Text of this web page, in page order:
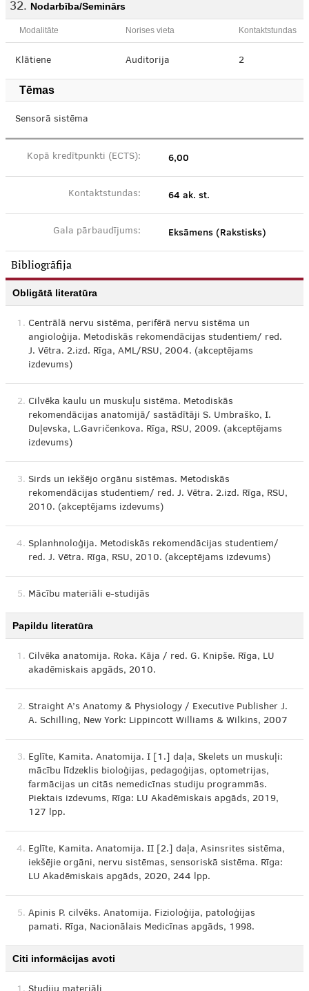
Nodarbība/Seminārs
Modalitāte Norises vieta Kontaktstundas
Klātiene Auditorija 2
Tēmas
Sensorā sistēma
Kopā kredītpunkti (ECTS): 6,00
Kontaktstundas: 64 ak. st.
Gala pārbaudījums: Eksāmens (Rakstisks)
Bibliogrāfija
Obligātā literatūra
1. Centrālā nervu sistēma, perifērā nervu sistēma un
angioloģija. Metodiskās rekomendācijas studentiem/ red.
J. Vētra. 2.izd. Rīga, AML/RSU, 2004. (akceptējams
izdevums)
2. Cilvēka kaulu un muskuļu sistēma. Metodiskās
rekomendācijas anatomijā/ sastādītāji S. Umbraško, I.
Duļevska, L.Gavričenkova. Rīga, RSU, 2009. (akceptējams
izdevums)
3. Sirds un iekšējo orgānu sistēmas. Metodiskās
rekomendācijas studentiem/ red. J. Vētra. 2.izd. Rīga, RSU,
2010. (akceptējams izdevums)
4. Splanhnoloģija. Metodiskās rekomendācijas studentiem/
red. J. Vētra. Rīga, RSU, 2010. (akceptējams izdevums)
5. Mācību materiāli e-studijās
Papildu literatūra
1. Cilvēka anatomija. Roka. Kāja / red. G. Knipše. Rīga, LU
akadēmiskais apgāds, 2010.
2. Straight A’s Anatomy & Physiology / Executive Publisher J.
A. Schilling, New York: Lippincott Williams & Wilkins, 2007
3. Eglīte, Kamita. Anatomija. I [1.] daļa, Skelets un muskuļi:
mācību līdzeklis bioloģijas, pedagoģijas, optometrijas,
farmācijas un citās nemedicīnas studiju programmās.
Piektais izdevums, Rīga: LU Akadēmiskais apgāds, 2019,
127 lpp.
4. Eglīte, Kamita. Anatomija. II [2.] daļa, Asinsrites sistēma,
iekšējie orgāni, nervu sistēmas, sensoriskā sistēma. Rīga:
LU Akadēmiskais apgāds, 2020, 244 lpp.
5. Apinis P. cilvēks. Anatomija. Fizioloģija, patoloģijas
pamati. Rīga, Nacionālais Medicīnas apgāds, 1998.
Citi informācijas avoti